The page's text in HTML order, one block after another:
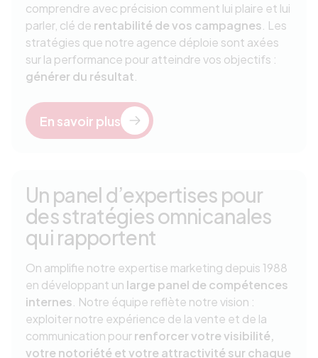
comprendre avec précision comment lui plaire et lui
parler, clé de rentabilité de vos campagnes . Les
stratégies que notre agence déploie sont axées
sur la performance pour atteindre vos objectifs :
générer du résultat
En savoir plus
Un panel d’expertises pour
des stratégies omnicanales
qui rapportent
On amplifie notre expertise marketing depuis 1988
en développant un large panel de compétences
internes . Notre équipe reflète notre vision :
exploiter notre expérience de la vente et de la
communication pourrenforcer votre visibilité,
votre notoriété et votre attractivité sur chaque